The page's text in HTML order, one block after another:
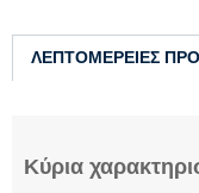
ΛΕΠΤΟΜΈΡΕΙΕΣ
Κύρια